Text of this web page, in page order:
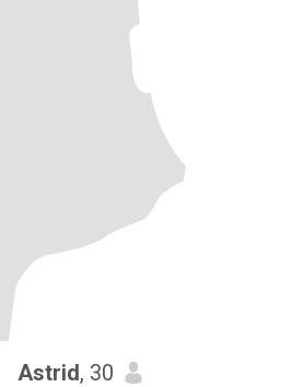
Astrid, 30